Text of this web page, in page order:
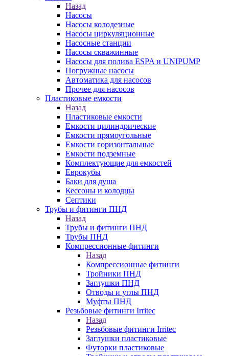
Назад
Насосы
Насосы колодезные
Насосы циркуляционные
Насосные станции
Насосы скважинные
Насосы для полива ESPA и UNIPUMP
Погружные насосы
Автоматика для насосов
Прочее для насосов
Пластиковые емкости
Назад
Пластиковые емкости
Емкости цилиндрические
Емкости прямоугольные
Емкости горизонтальные
Емкости подземные
Комплектующие для емкостей
Еврокубы
Баки для душа
Кессоны и колодцы
Септики
Трубы и фитинги ПНД
Назад
Трубы и фитинги ПНД
Трубы ПНД
Компрессионные фитинги
Назад
Компрессионные фитинги
Тройники ПНД
Заглушки ПНД
Отводы и углы ПНД
Муфты ПНД
Резьбовые фитинги Irritec
Назад
Резьбовые фитинги Irritec
Заглушки пластиковые
Футорки пластиковые